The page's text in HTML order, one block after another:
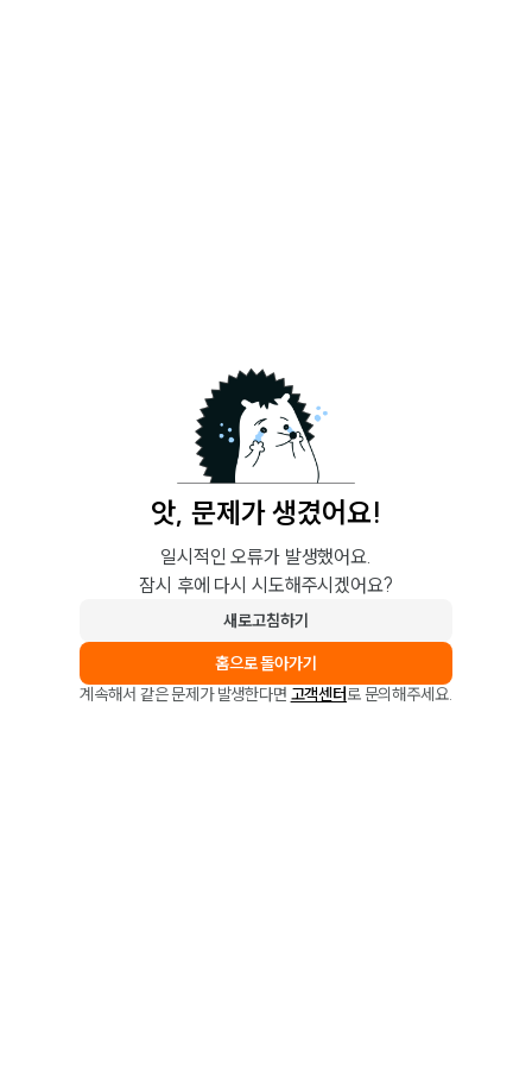
앗, 문제가 생겼어요!
일시적인 오류가 발생했어요.
잠시 후에 다시 시도해주시겠어요?
새로고침하기
홈으로 돌아가기
계속해서 같은 문제가 발생한다면 고객센터로 문의해주세요.